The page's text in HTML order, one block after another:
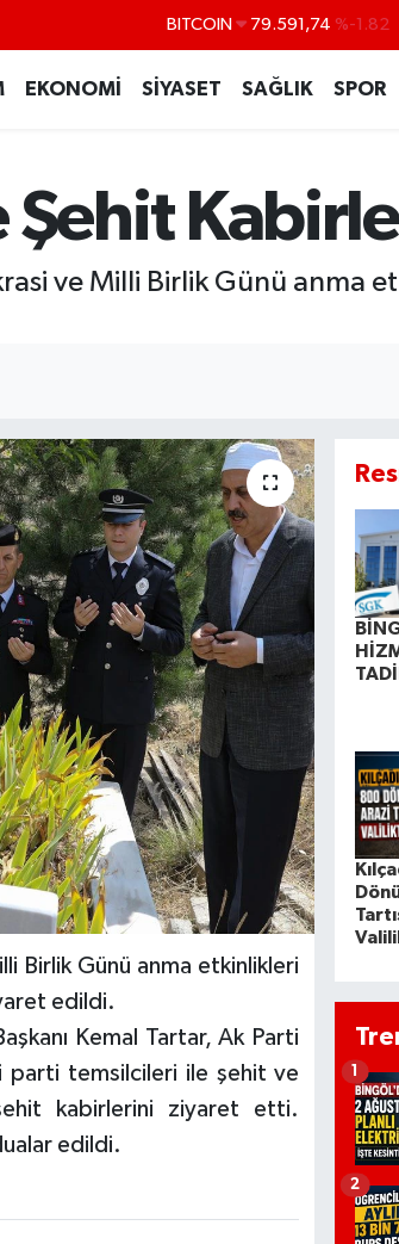
BITCOIN 79.591,74 %-1.82
G.ALTIN 6862,09000 %0.19
BİST100 14.598,00 %0
EKONOMİ SİYASET SAĞLIK SPOR
ve Milli Birlik Günü anma
Birlik Günü anma etkinlikleri
edildi.
Kemal Tartar, Ak Parti
parti temsilcileri ile şehit ve
kabirlerini ziyaret etti.
edildi.
1
2